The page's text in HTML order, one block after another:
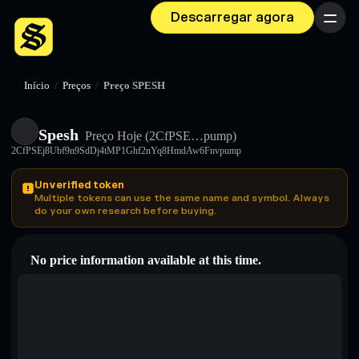
Descarregar agora Menu
Início / Preços / Preço SPESH
Spesh Preço Hoje (2CfPSE…pump)
2CfPSEj8Ubf9n9SdDj4tMP1Ghf2nYq8HmdAw6Fnvpump
Unverified token
Multiple tokens can use the same name and symbol. Always
do your own research before buying.
No price information available at this time.